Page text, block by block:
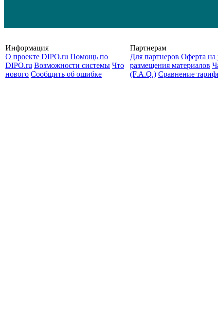
Информация
О проекте DIPO.ru Помощь по
DIPO.ru Возможности системы Что
нового Сообщить об ошибке
Партнерам
Для партнеров Оферта на
размещения материалов
(F.A.Q.) Cравнение